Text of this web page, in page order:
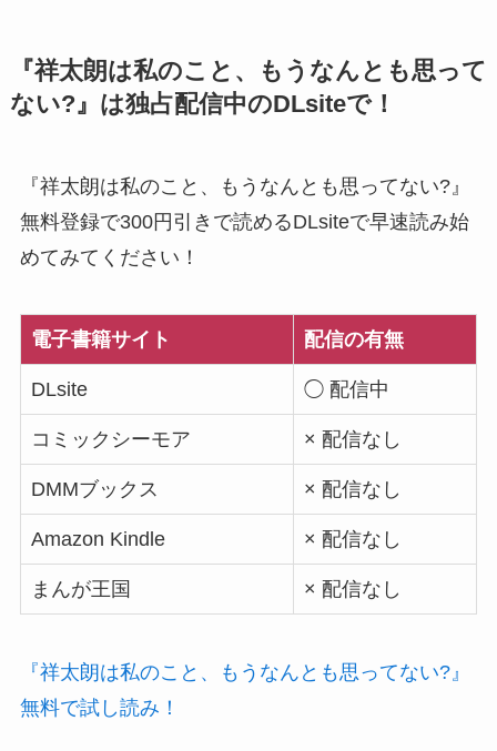
『祥太朗は私のこと、もうなんとも思って
ない?』は独占配信中のDLsiteで！
『祥太朗は私のこと、もうなんとも思ってない?』
無料登録で300円引きで読めるDLsiteで早速読み始
めてみてください！
電子書籍サイト 配信の有無
DLsite ◯ 配信中
コミックシーモア × 配信なし
DMMブックス × 配信なし
Amazon Kindle × 配信なし
まんが王国 × 配信なし
『祥太朗は私のこと、もうなんとも思ってない?』
無料で試し読み！